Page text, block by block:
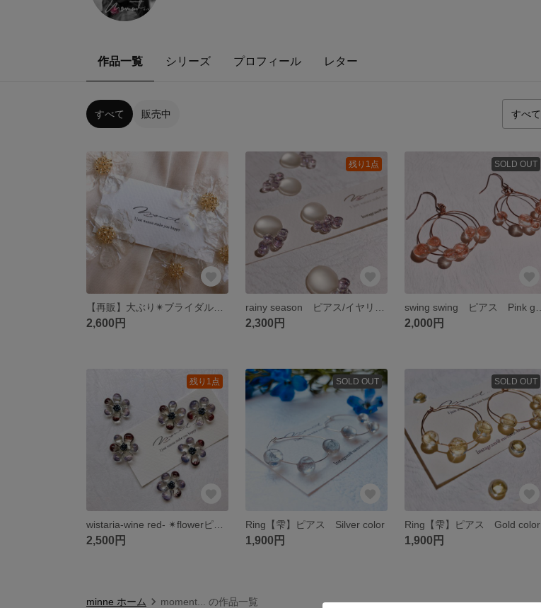
作品一覧 シリーズ プロフィール レター
すべて 販売中
2,600円
残り1点
2,300円
SOLD OUT
2,000円
残り1点
2,500円
SOLD OUT
Ring【雫】ピアス Silver color
1,900円
SOLD OUT
Ring【雫】ピアス Gold color
1,900円
minne ホーム moment... の作品一覧